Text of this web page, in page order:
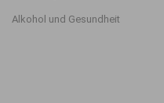
Alkohol und Gesundheit